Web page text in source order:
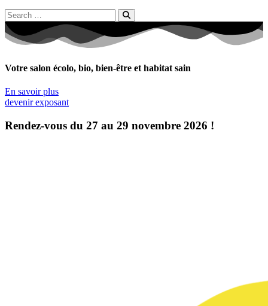
Votre salon écolo, bio, bien-être et habitat sain
En savoir plus
devenir exposant
Rendez-vous du 27 au 29 novembre 2026 !